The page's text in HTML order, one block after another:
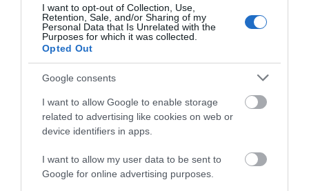
I want to opt-out of Collection, Use,
Retention, Sale, and/or Sharing of my
Personal Data that Is Unrelated with the
Purposes for which it was collected.
Opted Out
Google consents
I want to allow Google to enable storage
related to advertising like cookies on web or
device identifiers in apps.
I want to allow my user data to be sent to
Google for online advertising purposes.
07.08.2026 | 20:00
Μητέρα και γιος οι νεκροί από τη
σύγκρουση αυτοκινήτου με
φορτηγό
07.08.2026 | 19:40
Ράγισαν καρδιές στην Εύβοια: Το
επιχειρηματία
07.08.2026 | 19:10
ΠΕΡΙΣΣΟΤΕΡΑ ΑΠΟ ΚΟΙΝΩΝΙΑ
Νέο τροχαίο με υλικές
Μητέρα και γιος οι
νεκροί από τη